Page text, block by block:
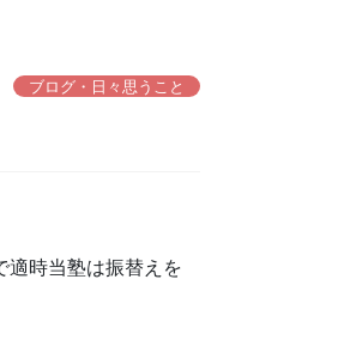
ブログ・日々思うこと
適時当塾は振替えを